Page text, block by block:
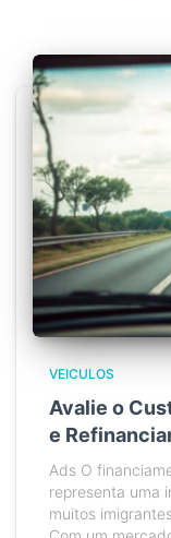
VEICULOS
Avalie o
e
Ads O
representa uma
muitos